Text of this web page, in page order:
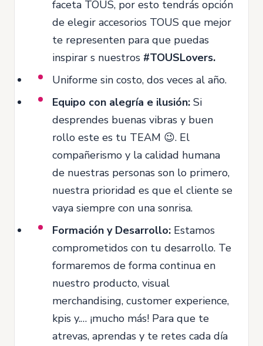
faceta TOUS, por esto tendrás opción
de elegir accesorios TOUS que mejor
te representen para que puedas
inspirar s nuestros #TOUSLovers.
Uniforme sin costo, dos veces al año.
Equipo con alegría e ilusión: Si
desprendes buenas vibras y buen
rollo este es tu TEAM 😉. El
compañerismo y la calidad humana
de nuestras personas son lo primero,
nuestra prioridad es que el cliente se
vaya siempre con una sonrisa.
Formación y Desarrollo: Estamos
comprometidos con tu desarrollo. Te
formaremos de forma continua en
nuestro producto, visual
merchandising, customer experience,
kpis y.… ¡mucho más! Para que te
atrevas, aprendas y te retes cada día